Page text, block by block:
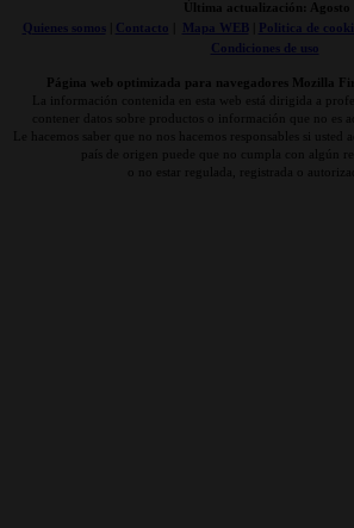
Última actualización: Agosto
Quienes somos| Contacto Mapa WEB| Politica de
Condiciones de uso
Página web optimizada para navegadores Mozilla
La información contenida en esta web está dirigida a
contener datos sobre productos o información que no es
Le hacemos saber que no nos hacemos responsables si usted
país de origen puede que no cumpla con algún
o no estar regulada, registrada o